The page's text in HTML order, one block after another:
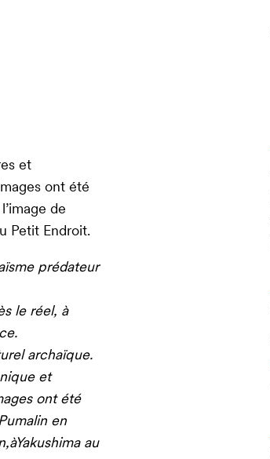
et
ont été
de
Petit Endroit.
prédateur
le réel, à
archaïque.
et
ont été
en
au